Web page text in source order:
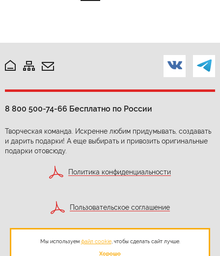
8 800 500-74-66 Бесплатно по России
Творческая команда. Искренне любим придумывать, создавать
и дарить подарки! А еще выбирать и привозить оригинальные
подарки отовсюду.
Политика конфиденциальности
Пользовательское соглашение
Согласие на обработку персональных данных
Мы используем файл cookie, чтобы сделать сайт лучше.
Хорошо